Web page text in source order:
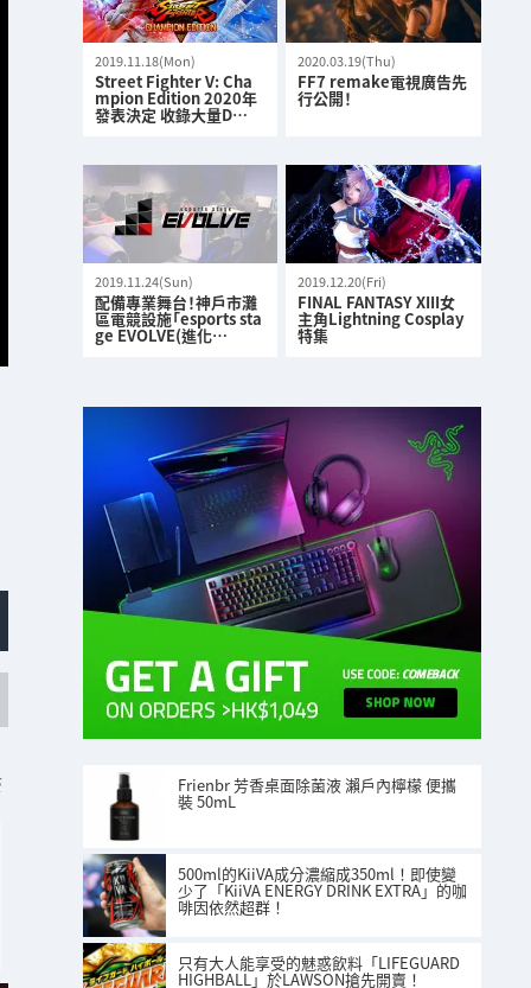
2019.11.18(Mon)
Street Fighter V: Cha
mpion Edition 2020年
發表決定 收錄大量D…
2020.03.19(Thu)
FF7 remake電視廣告先
行公開！
2019.11.24(Sun)
配備專業舞台！神戶市灘
區電競設施「esports sta
ge EVOLVE(進化…
2019.12.20(Fri)
FINAL FANTASY XIII女
主角Lightning Cosplay
特集
Frienbr 芳香桌面除菌液 瀨戶內檸檬 便攜
裝 50mL
500ml的KiiVA成分濃縮成350ml！即使變
少了「KiiVA ENERGY DRINK EXTRA」的咖
啡因依然超群！
只有大人能享受的魅惑飲料「LIFEGUARD
HIGHBALL」於LAWSON搶先開賣！